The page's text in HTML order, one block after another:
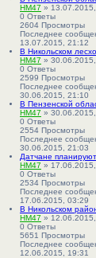
HM47 »
0 Ответы
2604 Просмотры
Последнее
13.07.2015, 21:12
В Никольском
HM47 »
0 Ответы
2599 Просмотры
Последнее
30.06.2015, 21:10
В Пензенской
HM47 »
0 Ответы
2554 Просмотры
Последнее
30.06.2015, 21:03
Датчане
HM47 »
0 Ответы
2534 Просмотры
Последнее
17.06.2015, 03:29
В Никольском
HM47 »
0 Ответы
5651 Просмотры
Последнее
12.06.2015, 19:31